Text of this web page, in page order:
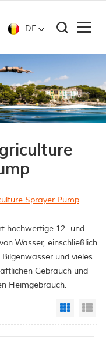
DE
Sprayer Pump
hochwertige 12- und
Wasser, einschließlich
und vieles
Gebrauch und
Heimgebrauch.
Grid